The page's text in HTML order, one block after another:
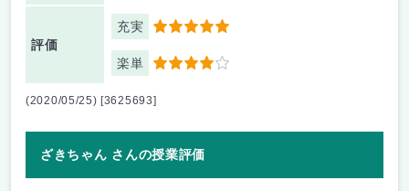
評価
充実 5
楽単 4
(2020/05/25) [3625693]
ざきちゃん さんの授業評価